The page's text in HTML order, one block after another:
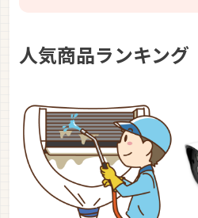
人気商品ランキング